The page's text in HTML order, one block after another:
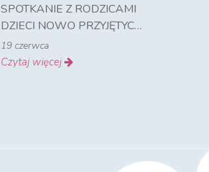
SPOTKANIE Z RODZICAMI
DZIECI NOWO PRZYJĘTYCH
NA ROK SZKOLNY 2026-
2027
19 czerwca
Czytaj więcej